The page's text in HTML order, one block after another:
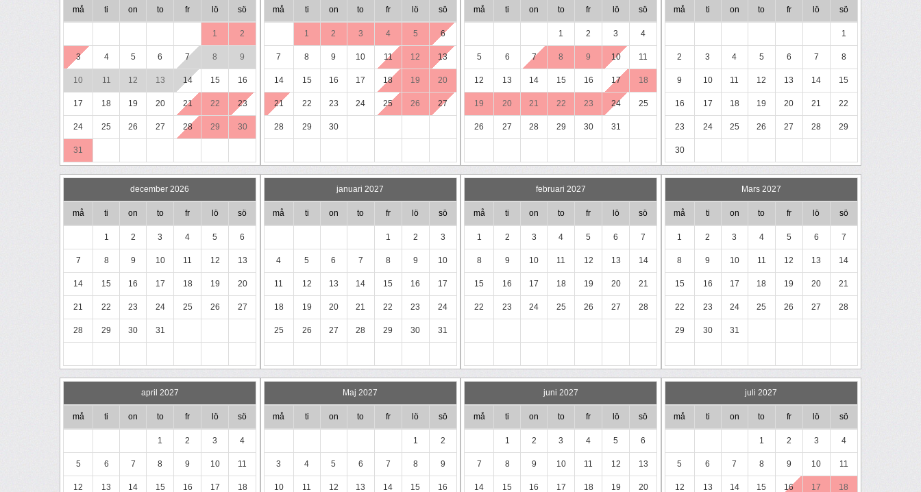
må ti on to fr lö sö
1 2
3 4 5 6 7 8 9
10 11 12 13 14 15 16
17 18 19 20 21 22 23
24 25 26 27 28 29 30
31
må ti on to fr lö sö
1 2 3 4 5 6
7 8 9 10 11 12 13
14 15 16 17 18 19 20
21 22 23 24 25 26 27
28 29 30
må ti on to fr lö sö
1 2 3 4
5 6 7 8 9 10 11
12 13 14 15 16 17 18
19 20 21 22 23 24 25
26 27 28 29 30 31
må ti on to fr lö sö
1
2 3 4 5 6 7 8
9 10 11 12 13 14 15
16 17 18 19 20 21 22
23 24 25 26 27 28 29
30
december 2026
må ti on to fr lö sö
1 2 3 4 5 6
7 8 9 10 11 12 13
14 15 16 17 18 19 20
21 22 23 24 25 26 27
28 29 30 31
januari 2027
må ti on to fr lö sö
1 2 3
4 5 6 7 8 9 10
11 12 13 14 15 16 17
18 19 20 21 22 23 24
25 26 27 28 29 30 31
februari 2027
må ti on to fr lö sö
1 2 3 4 5 6 7
8 9 10 11 12 13 14
15 16 17 18 19 20 21
22 23 24 25 26 27 28
Mars 2027
må ti on to fr lö sö
1 2 3 4 5 6 7
8 9 10 11 12 13 14
15 16 17 18 19 20 21
22 23 24 25 26 27 28
29 30 31
april 2027
må ti on to fr lö sö
1 2 3 4
5 6 7 8 9 10 11
12 13 14 15 16 17 18
Maj 2027
må ti on to fr lö sö
1 2
3 4 5 6 7 8 9
10 11 12 13 14 15 16
juni 2027
må ti on to fr lö sö
1 2 3 4 5 6
7 8 9 10 11 12 13
14 15 16 17 18 19 20
juli 2027
må ti on to fr lö sö
1 2 3 4
5 6 7 8 9 10 11
12 13 14 15 16 17 18